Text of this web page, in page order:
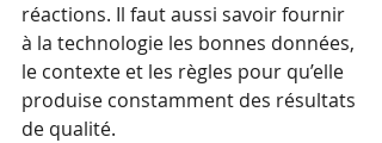
réactions. Il faut aussi savoir fournir
à la technologie les bonnes données,
le contexte et les règles pour qu’elle
produise constamment des résultats
de qualité.